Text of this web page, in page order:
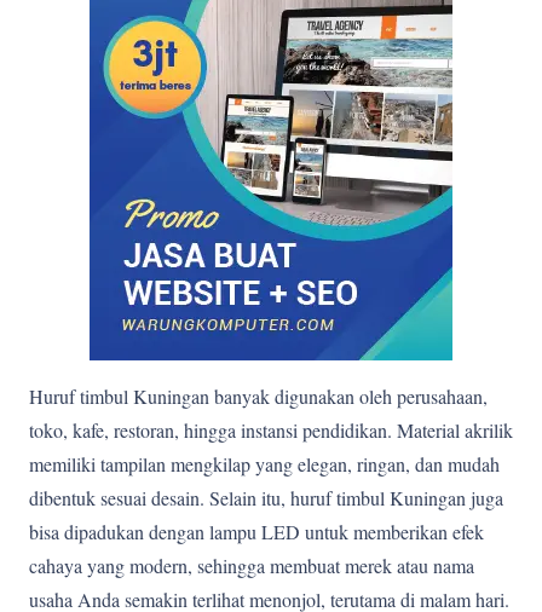
Huruf timbul Kuningan banyak digunakan oleh perusahaan,
toko, kafe, restoran, hingga instansi pendidikan. Material akrilik
memiliki tampilan mengkilap yang elegan, ringan, dan mudah
dibentuk sesuai desain. Selain itu, huruf timbul Kuningan juga
bisa dipadukan dengan lampu LED untuk memberikan efek
cahaya yang modern, sehingga membuat merek atau nama
usaha Anda semakin terlihat menonjol, terutama di malam hari.